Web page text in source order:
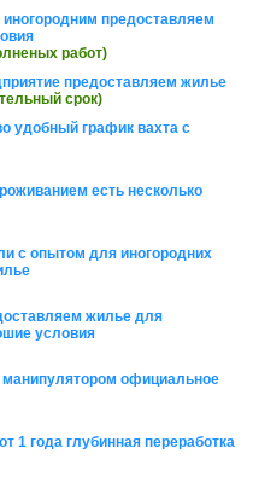
предоставляем
работ)
предоставляем жилье
срок)
удобный график вахта с
есть несколько
с опытом для иногородних
жилье для
условия
манипулятором официальное
1 года глубинная переработка